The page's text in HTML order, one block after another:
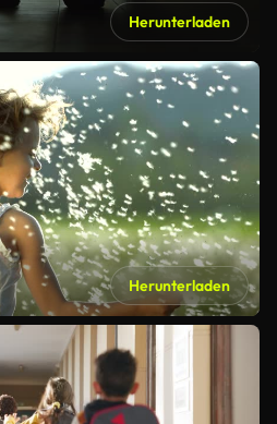
Herunterladen
Herunterladen